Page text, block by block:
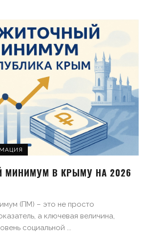
МИНИМУМ В КРЫМУ НА 2026
(ПМ) – это не просто
а ключевая величина,
социальной ...